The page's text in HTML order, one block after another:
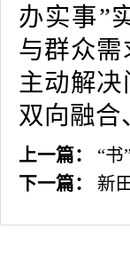
办实事”
与群众
主动解
双向融合
上一篇：
“
下一篇：
新